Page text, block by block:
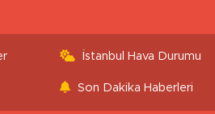
İstanbul Hava Durumu
Son Dakika Haberleri